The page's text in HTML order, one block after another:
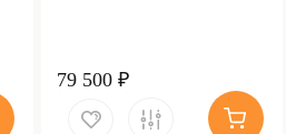
79 500 ₽